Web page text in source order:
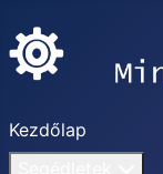
Kezdőlap